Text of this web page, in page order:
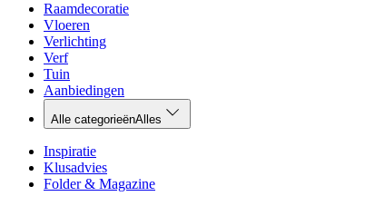
Raamdecoratie
Vloeren
Verlichting
Verf
Tuin
Aanbiedingen
Alle categorieënAlles
Inspiratie
Klusadvies
Folder & Magazine